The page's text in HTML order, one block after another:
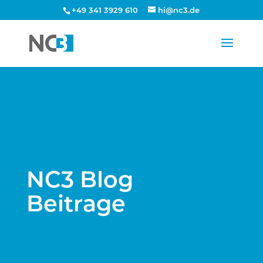
+49 341 3929 610 hi@nc3.de
NC3 Blog
Beitrage